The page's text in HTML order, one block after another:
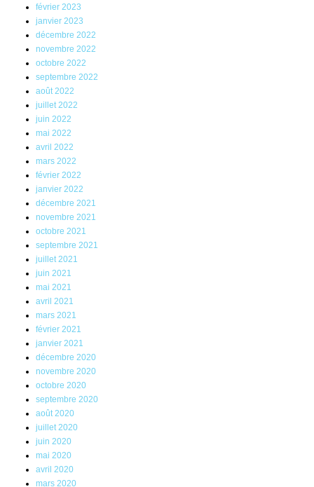
février 2023
janvier 2023
décembre 2022
novembre 2022
octobre 2022
septembre 2022
août 2022
juillet 2022
juin 2022
mai 2022
avril 2022
mars 2022
février 2022
janvier 2022
décembre 2021
novembre 2021
octobre 2021
septembre 2021
juillet 2021
juin 2021
mai 2021
avril 2021
mars 2021
février 2021
janvier 2021
décembre 2020
novembre 2020
octobre 2020
septembre 2020
août 2020
juillet 2020
juin 2020
mai 2020
avril 2020
mars 2020